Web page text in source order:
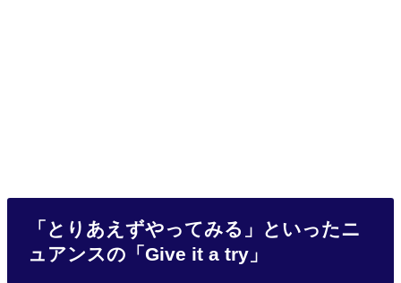
「とりあえずやってみる」といったニ
ュアンスの「Give it a try」